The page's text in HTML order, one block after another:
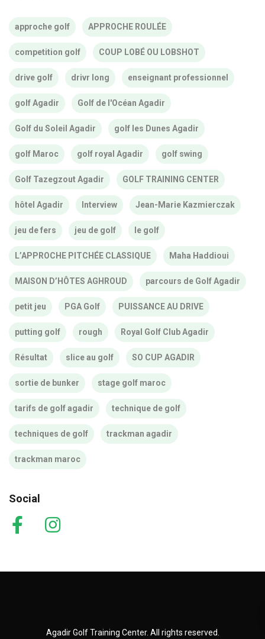
approche golf APPROCHE ROULÉE
competition golf COUP LOBÉ OU LOBSHOT
drive golf drivr long enseignant professionnel
golf Agadir Golf de l'Océan Agadir
Golf du Soleil Agadir golf les Dunes Agadir
golf Maroc golf royal Agadir golf swing
Golf Tazegzout Agadir GOLF TRAINING CENTER
hôtel Agadir Interview Jean-Marie Kazmierczak
jeu de fers jeu de golf le golf
L’APPROCHE PITCHÉE CLASSIQUE Maha Haddioui
MAISON D’HÔTES AGHROUD parcours de Golf Agadir
petit jeu PGA Golf PUISSANCE AU DRIVE
putting golf rough Royal Golf Club Agadir
Résultat slice au golf SO CUP AGADIR
sortie de bunker stage golf maroc
tarifs de golf agadir technique de golf
techniques de golf trackman agadir
trackman maroc
Social
Agadir Golf Training Center. All rights reserved.